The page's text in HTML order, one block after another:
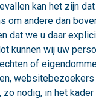
kan het zijn
om andere dan
dat we u daar
kunnen wij uw
of
zo nodig, in het